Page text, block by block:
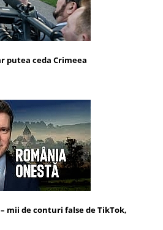
putea ceda Crimeea
mii de conturi false de TikTok,